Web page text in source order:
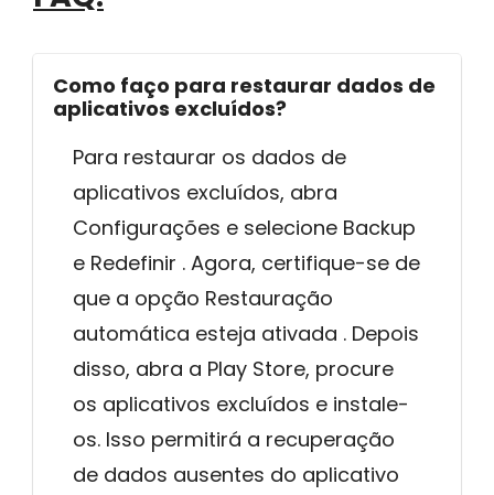
Como faço para restaurar dados de
aplicativos excluídos?
Para restaurar os dados de
aplicativos excluídos, abra
Configurações e selecione Backup
e Redefinir . Agora, certifique-se de
que a opção Restauração
automática esteja ativada . Depois
disso, abra a Play Store, procure
os aplicativos excluídos e instale-
os. Isso permitirá a recuperação
de dados ausentes do aplicativo